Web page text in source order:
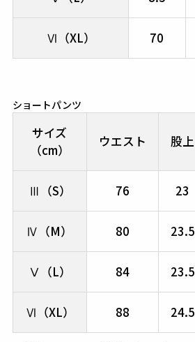
Ⅵ（XL） 70
ショートパンツ
サイズ
（cm）
ウエスト 股上
Ⅲ（S） 76 23
Ⅳ（M） 80 23.5
Ⅴ（L） 84 23.5
Ⅵ（XL） 88 24.5